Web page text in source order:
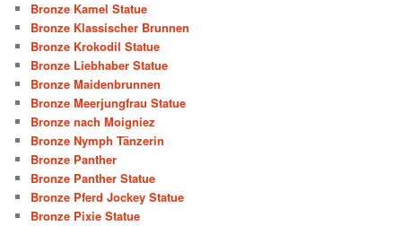
Bronze Kamel Statue
Bronze Klassischer Brunnen
Bronze Krokodil Statue
Bronze Liebhaber Statue
Bronze Maidenbrunnen
Bronze Meerjungfrau Statue
Bronze nach Moigniez
Bronze Nymph Tänzerin
Bronze Panther
Bronze Panther Statue
Bronze Pferd Jockey Statue
Bronze Pixie Statue